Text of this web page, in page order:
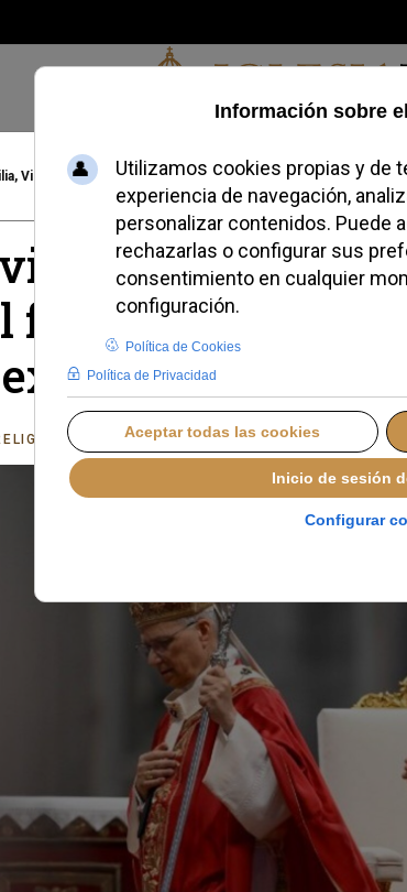
Jueves, 06 de
Vida, Identidad Credofobiómetro Blogs Temas
asistir a la
del lugar
JUEVES, 19 FEBRERO 2026 12:05